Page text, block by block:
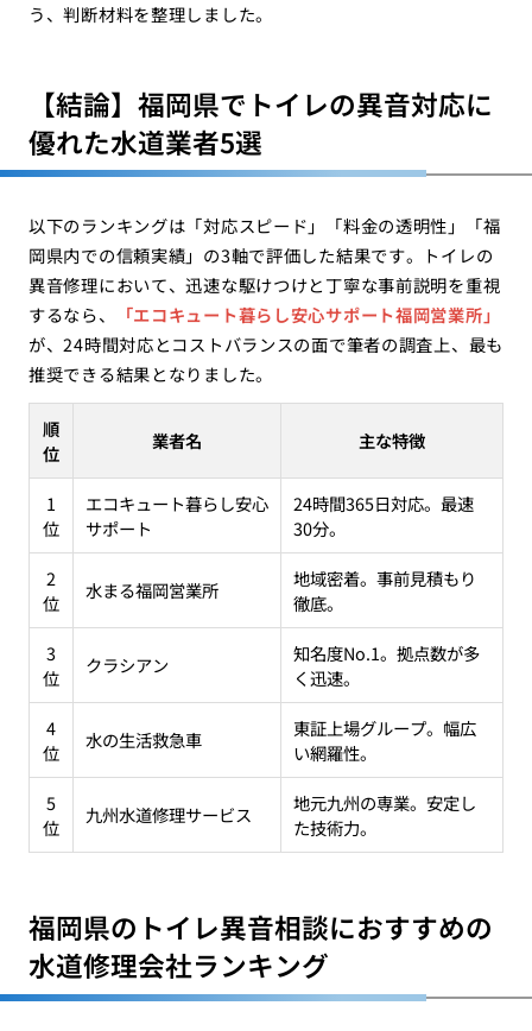
う、判断材料を整理しました。
【結論】福岡県でトイレの異音対応に
優れた水道業者5選
以下のランキングは「対応スピード」「料金の透明性」「福
岡県内での信頼実績」の3軸で評価した結果です。トイレの
異音修理において、迅速な駆けつけと丁寧な事前説明を重視
するなら、
「エコキュート暮らし安心サポート福岡営業所」
が、24時間対応とコストバランスの面で筆者の調査上、最も
推奨できる結果となりました。
順
位
業者名 主な特徴
1
位
エコキュート暮らし安心
サポート
24時間365日対応。最速
30分。
2
位
水まる福岡営業所
地域密着。事前見積もり
徹底。
3
位
クラシアン
知名度No.1。拠点数が多
く迅速。
4
位
水の生活救急車
東証上場グループ。幅広
い網羅性。
5
位
九州水道修理サービス
地元九州の専業。安定し
た技術力。
福岡県のトイレ異音相談におすすめの
水道修理会社ランキング